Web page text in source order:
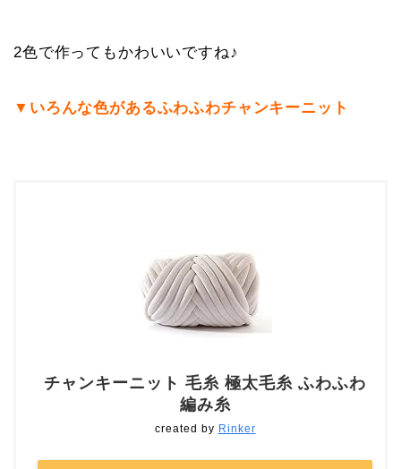
2色で作ってもかわいいですね♪
▼いろんな色があるふわふわチャンキーニット
チャンキーニット 毛糸 極太毛糸 ふわふわ
編み糸
created by Rinker